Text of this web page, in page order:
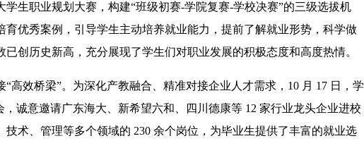
生职业规划大赛，构建“班级初赛-学院复赛-学校决赛”的三级选拔机
育优秀案例，引导学生主动培养就业能力，提前了解就业形势，科学做
创历史新高，充分展现了学生们对职业发展的积极态度和高度热情。
高效桥梁”。为深化产教融合、精准对接企业人才需求，10 月 17 日，学
，诚意邀请广东海大、新希望六和、四川德康等 12 家行业龙头企业进校
术、管理等多个领域的 230 余个岗位，为毕业生提供了丰富的就业选